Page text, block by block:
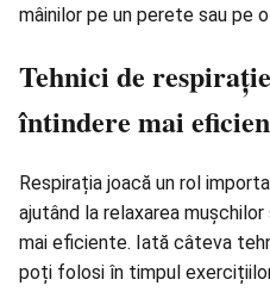
mâinilor pe un perete sau pe
Tehnici de
întindere mai
Respirația joacă un rol
ajutând la relaxarea
mai eficiente. Iată câteva
poți folosi în timpul